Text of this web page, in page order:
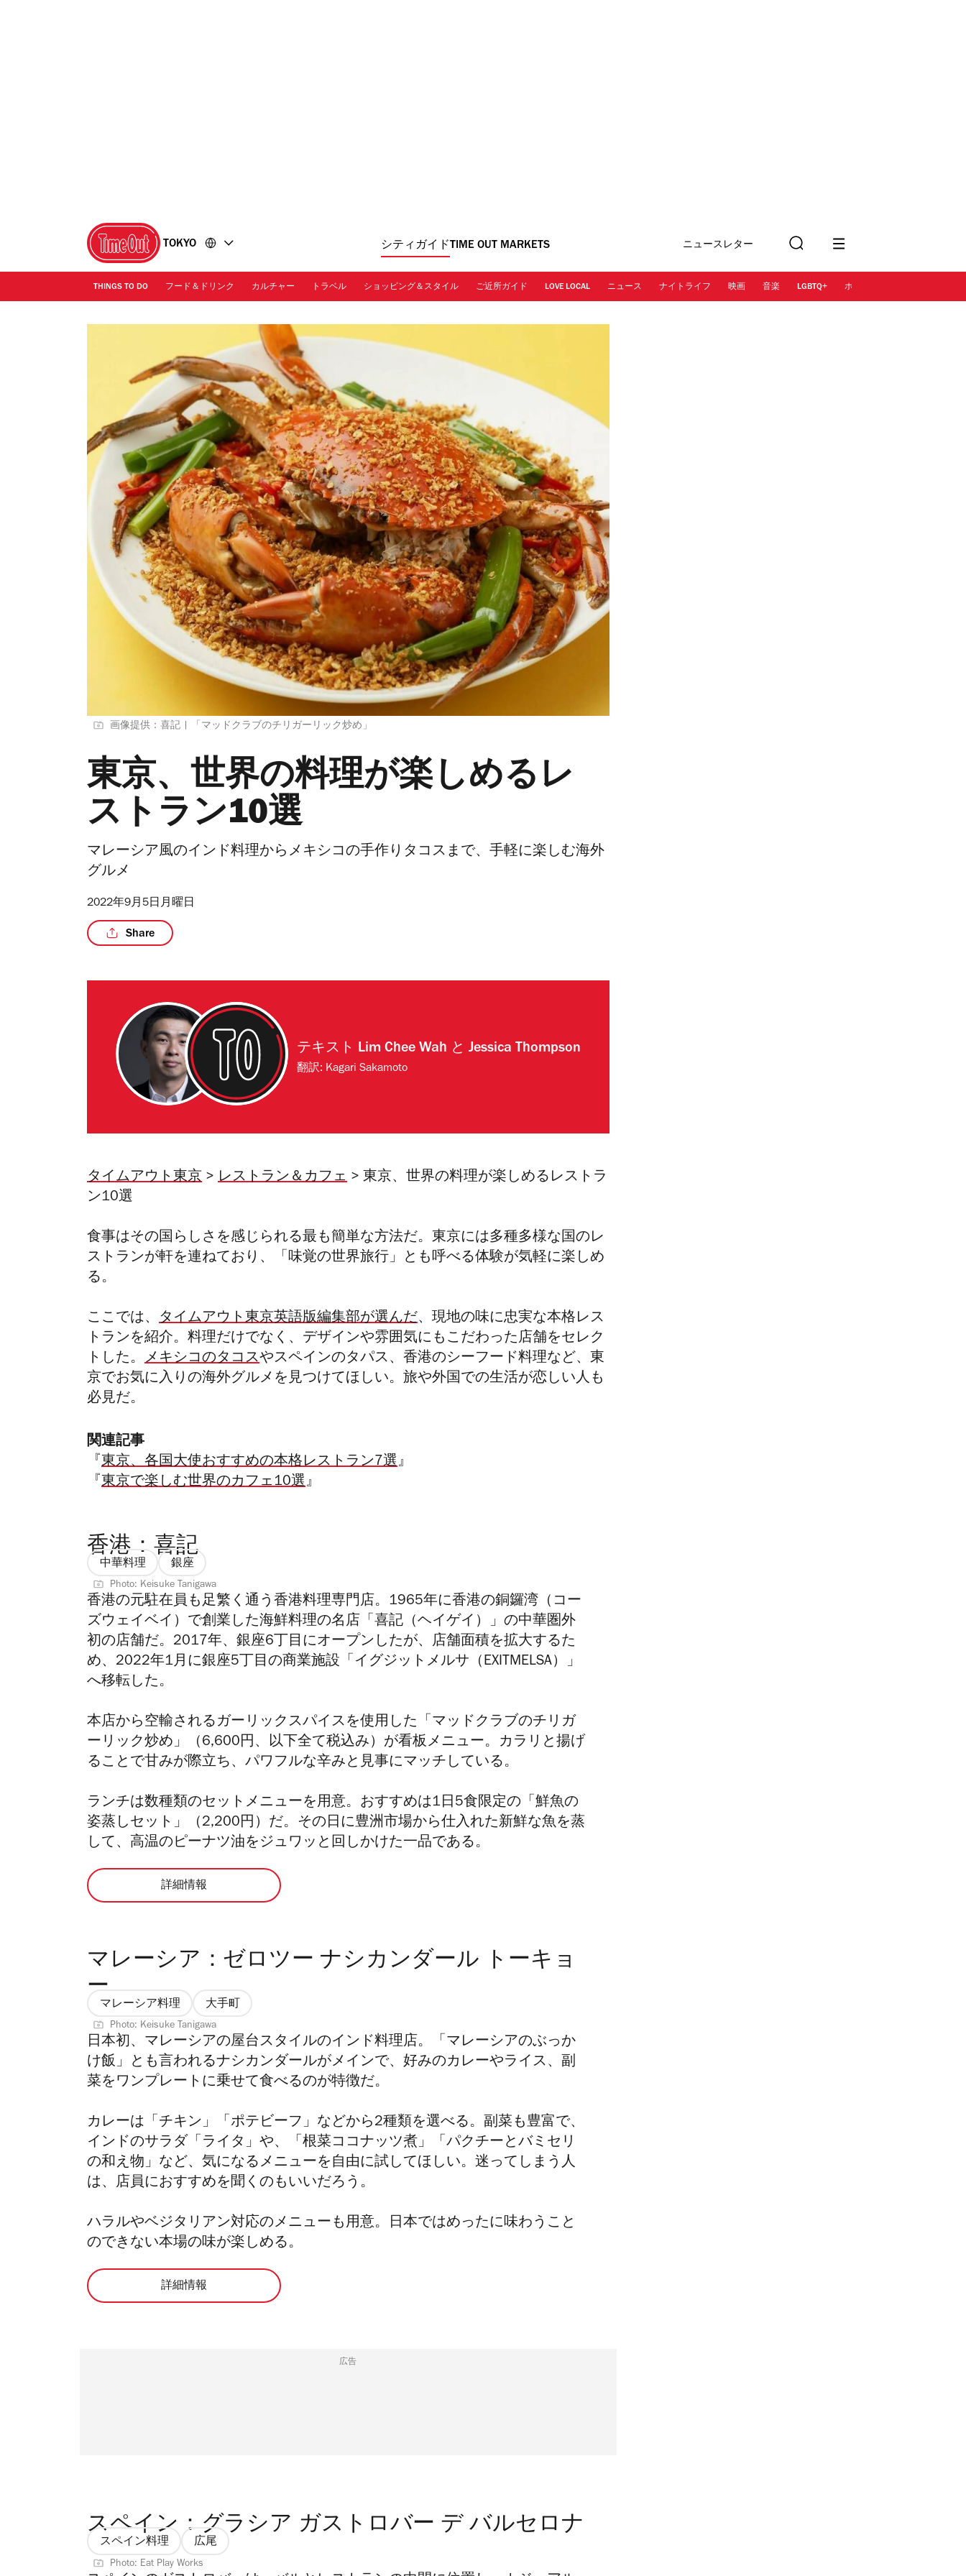
TOKYO シティガイド TIME OUT MARKETS ニュースレター
に登録
索
THINGS TO DO フード＆ドリンク カルチャー トラベル ショッピング＆スタイル ご近所ガイド LOVE LOCAL ニュース ナイトライフ 映画 音楽 LGBTQ+ ホテル
画像提供：喜記 | 「マッドクラブのチリガーリック炒め」
東京、世界の料理が楽しめるレ
ストラン10選
マレーシア風のインド料理からメキシコの手作りタコスまで、手軽に楽しむ海外
グルメ
2022年9月5日月曜日
Share
テキスト Lim Chee Wah と Jessica Thompson
翻訳: Kagari Sakamoto
タイムアウト東京 > レストラン＆カフェ > 東京、世界の料理が楽しめるレストラ
ン10選
食事はその国らしさを感じられる最も簡単な方法だ。東京には多種多様な国のレ
ストランが軒を連ねており、「味覚の世界旅行」とも呼べる体験が気軽に楽しめ
る。
ここでは、 タイムアウト東京英語版編集部が選んだ、現地の味に忠実な本格レス
トランを紹介。料理だけでなく、デザインや雰囲気にもこだわった店舗をセレク
トした。 メキシコのタコスやスペインのタパス、香港のシーフード料理など、東
京でお気に入りの海外グルメを見つけてほしい。旅や外国での生活が恋しい人も
必見だ。
関連記事
『 東京、各国大使おすすめの本格レストラン7選』
『 東京で楽しむ世界のカフェ10選』
香港：喜記
中華料理 銀座
Photo: Keisuke Tanigawa
香港の元駐在員も足繁く通う香港料理専門店。1965年に香港の銅鑼湾（コー
ズウェイベイ）で創業した海鮮料理の名店「喜記（ヘイゲイ）」の中華圏外
初の店舗だ。2017年、銀座6丁目にオープンしたが、店舗面積を拡大するた
め、2022年1月に銀座5丁目の商業施設「イグジットメルサ（EXITMELSA）」
へ移転した。
本店から空輸されるガーリックスパイスを使用した「マッドクラブのチリガ
ーリック炒め」（6,600円、以下全て税込み）が看板メニュー。カラリと揚げ
ることで甘みが際立ち、パワフルな辛みと見事にマッチしている。
ランチは数種類のセットメニューを用意。おすすめは1日5食限定の「鮮魚の
姿蒸しセット」（2,200円）だ。その日に豊洲市場から仕入れた新鮮な魚を蒸
して、高温のピーナツ油をジュワッと回しかけた一品である。
詳細情報
マレーシア：ゼロツー ナシカンダール トーキョ
ー
マレーシア料理 大手町
Photo: Keisuke Tanigawa
日本初、マレーシアの屋台スタイルのインド料理店。「マレーシアのぶっか
け飯」とも言われるナシカンダールがメインで、好みのカレーやライス、副
菜をワンプレートに乗せて食べるのが特徴だ。
カレーは「チキン」「ポテビーフ」などから2種類を選べる。副菜も豊富で、
インドのサラダ「ライタ」や、「根菜ココナッツ煮」「パクチーとバミセリ
の和え物」など、気になるメニューを自由に試してほしい。迷ってしまう人
は、店員におすすめを聞くのもいいだろう。
ハラルやベジタリアン対応のメニューも用意。日本ではめったに味わうこと
のできない本場の味が楽しめる。
詳細情報
広告
スペイン：グラシア ガストロバー デ バルセロナ
スペイン料理 広尾
Photo: Eat Play Works